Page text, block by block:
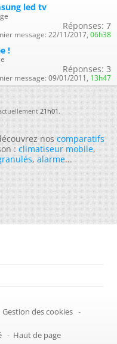
led tv
Réponses: 7
message: 22/11/2017, 06h38
!
Réponses: 3
message: 09/01/2011, 13h47
21h01.
noscomparatifs
:climatiseur mobile,
,alarme...
Gestion des cookies -
- Haut de page